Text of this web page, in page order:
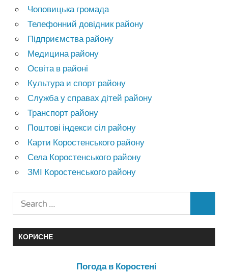
Чоповицька громада
Телефонний довідник району
Підприємства району
Медицина району
Освіта в районі
Культура и спорт району
Служба у справах дітей району
Транспорт району
Поштові індекси сіл району
Карти Коростенського району
Села Коростенського району
ЗМІ Коростенського району
КОРИСНЕ
Погода в Коростені